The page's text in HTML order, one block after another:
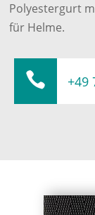
Polyestergurt
für Helme.
 +49